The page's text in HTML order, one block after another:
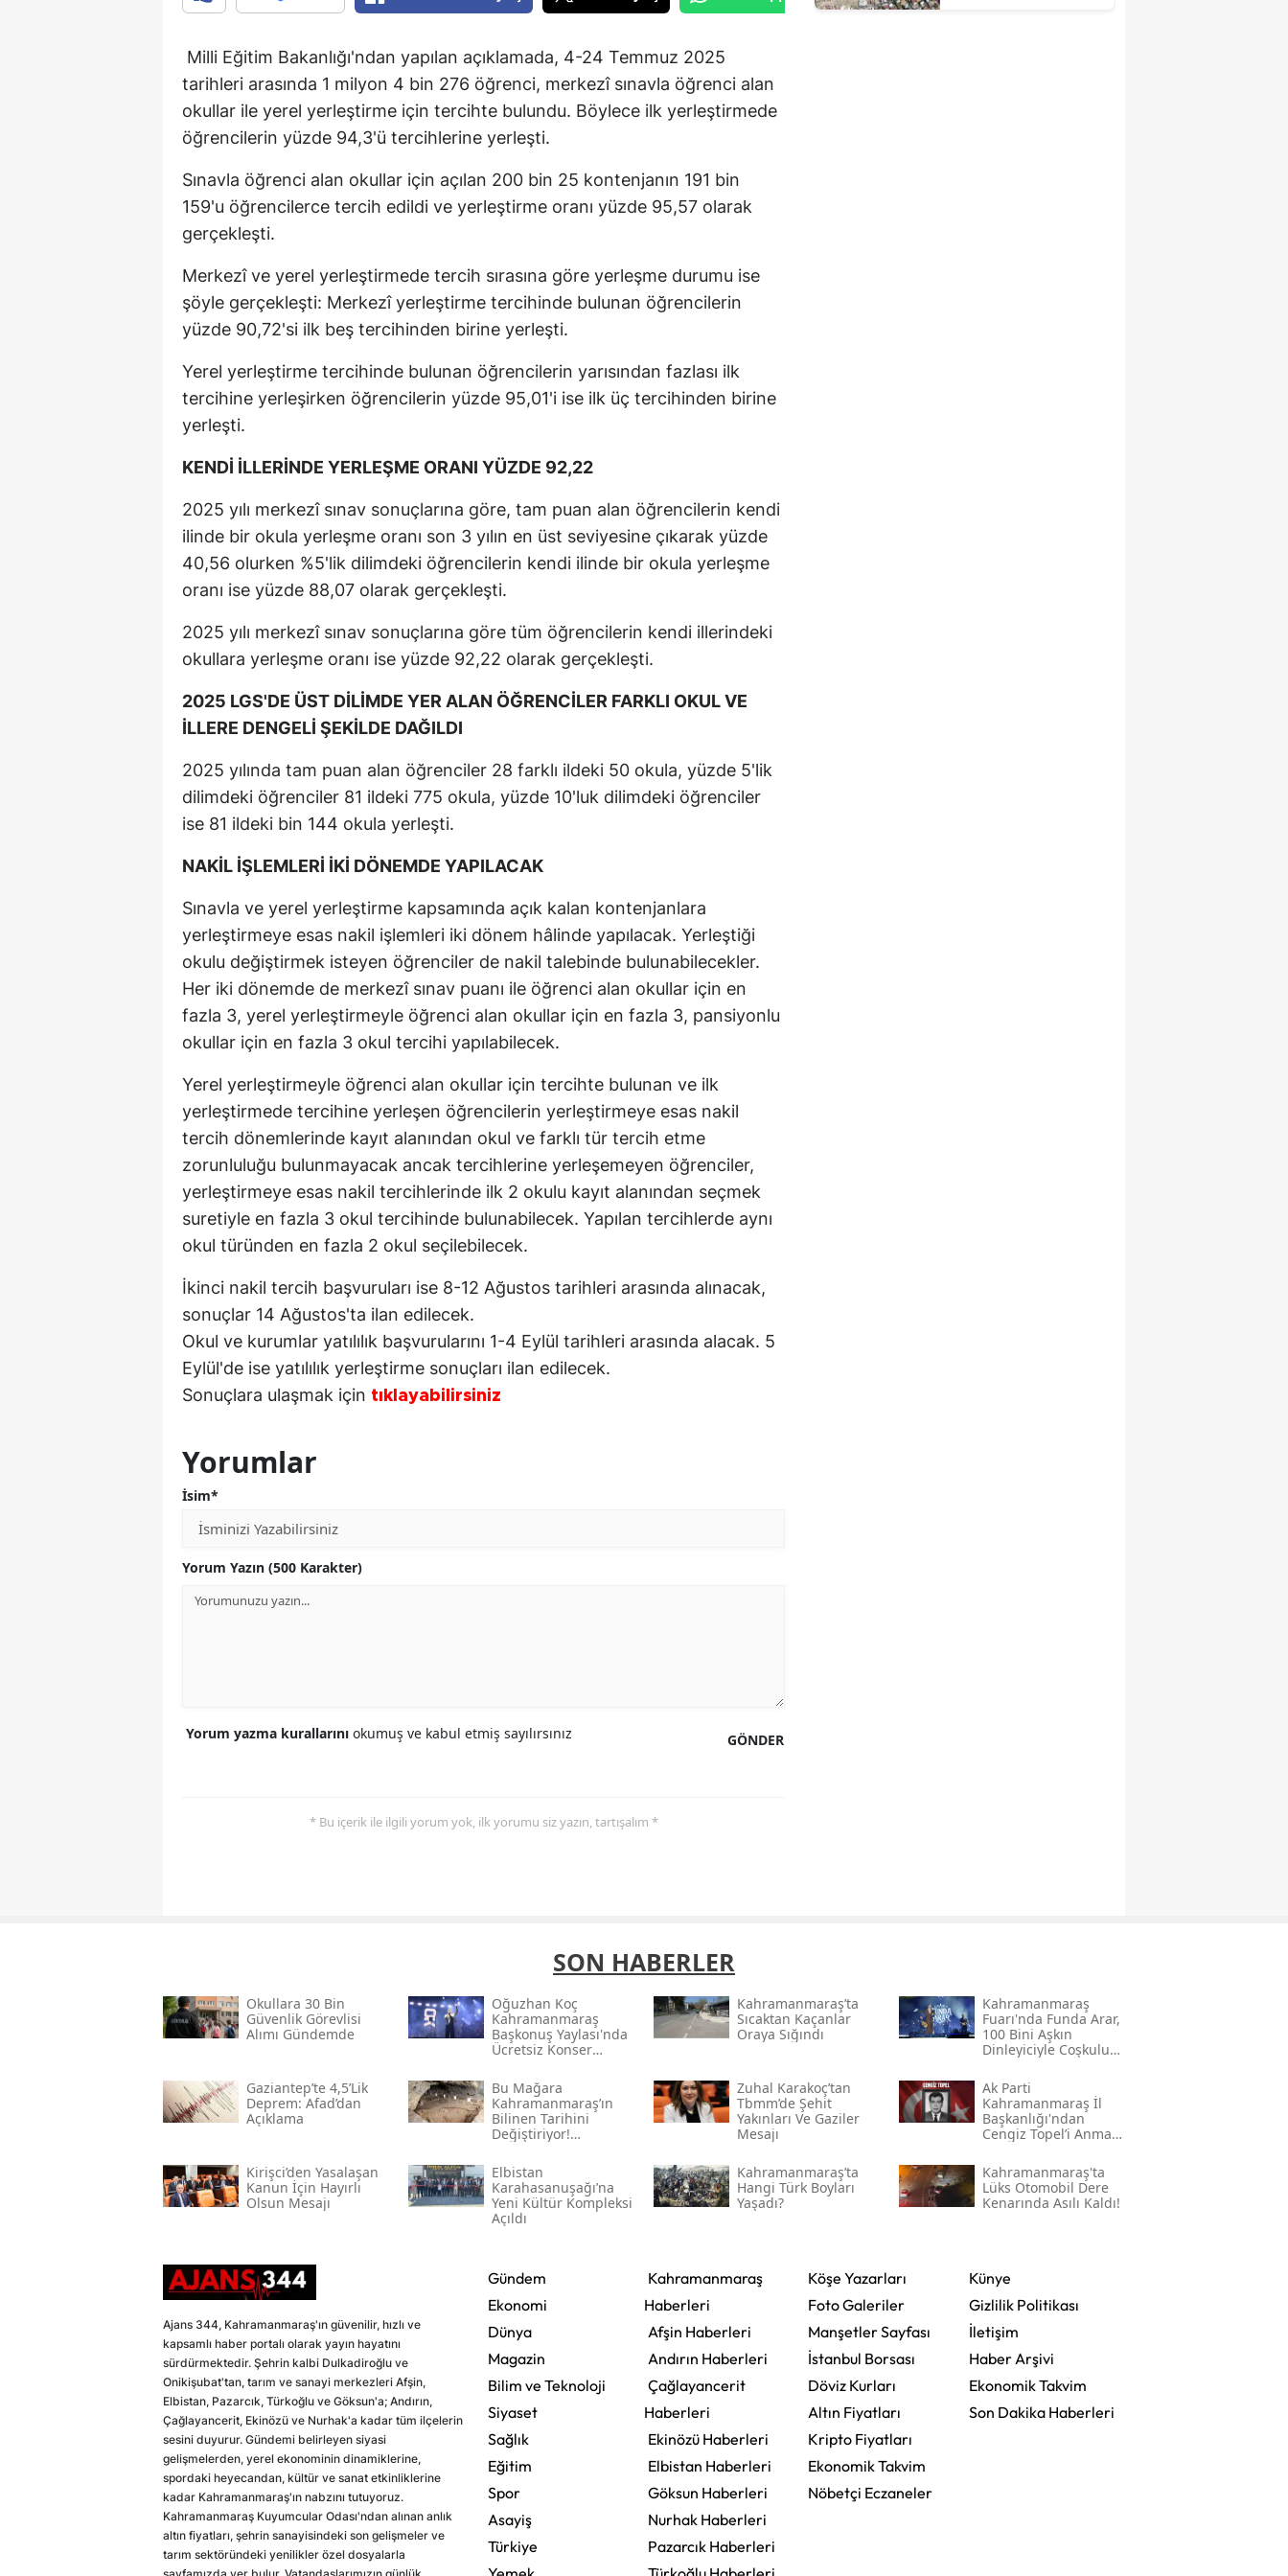
Milli Eğitim Bakanlığı'ndan yapılan açıklamada, 4-24 Temmuz 2025
tarihleri arasında 1 milyon 4 bin 276 öğrenci, merkezî sınavla öğrenci alan
okullar ile yerel yerleştirme için tercihte bulundu. Böylece ilk yerleştirmede
öğrencilerin yüzde 94,3'ü tercihlerine yerleşti.
Sınavla öğrenci alan okullar için açılan 200 bin 25 kontenjanın 191 bin
159'u öğrencilerce tercih edildi ve yerleştirme oranı yüzde 95,57 olarak
gerçekleşti.
Merkezî ve yerel yerleştirmede tercih sırasına göre yerleşme durumu ise
şöyle gerçekleşti: Merkezî yerleştirme tercihinde bulunan öğrencilerin
yüzde 90,72'si ilk beş tercihinden birine yerleşti.
Yerel yerleştirme tercihinde bulunan öğrencilerin yarısından fazlası ilk
tercihine yerleşirken öğrencilerin yüzde 95,01'i ise ilk üç tercihinden birine
yerleşti.
KENDİ İLLERİNDE YERLEŞME ORANI YÜZDE 92,22
2025 yılı merkezî sınav sonuçlarına göre, tam puan alan öğrencilerin kendi
ilinde bir okula yerleşme oranı son 3 yılın en üst seviyesine çıkarak yüzde
40,56 olurken %5'lik dilimdeki öğrencilerin kendi ilinde bir okula yerleşme
oranı ise yüzde 88,07 olarak gerçekleşti.
2025 yılı merkezî sınav sonuçlarına göre tüm öğrencilerin kendi illerindeki
okullara yerleşme oranı ise yüzde 92,22 olarak gerçekleşti.
2025 LGS'DE ÜST DİLİMDE YER ALAN ÖĞRENCİLER FARKLI OKUL VE
İLLERE DENGELİ ŞEKİLDE DAĞILDI
2025 yılında tam puan alan öğrenciler 28 farklı ildeki 50 okula, yüzde 5'lik
dilimdeki öğrenciler 81 ildeki 775 okula, yüzde 10'luk dilimdeki öğrenciler
ise 81 ildeki bin 144 okula yerleşti.
NAKİL İŞLEMLERİ İKİ DÖNEMDE YAPILACAK
Sınavla ve yerel yerleştirme kapsamında açık kalan kontenjanlara
yerleştirmeye esas nakil işlemleri iki dönem hâlinde yapılacak. Yerleştiği
okulu değiştirmek isteyen öğrenciler de nakil talebinde bulunabilecekler.
Her iki dönemde de merkezî sınav puanı ile öğrenci alan okullar için en
fazla 3, yerel yerleştirmeyle öğrenci alan okullar için en fazla 3, pansiyonlu
okullar için en fazla 3 okul tercihi yapılabilecek.
Yerel yerleştirmeyle öğrenci alan okullar için tercihte bulunan ve ilk
yerleştirmede tercihine yerleşen öğrencilerin yerleştirmeye esas nakil
tercih dönemlerinde kayıt alanından okul ve farklı tür tercih etme
zorunluluğu bulunmayacak ancak tercihlerine yerleşemeyen öğrenciler,
yerleştirmeye esas nakil tercihlerinde ilk 2 okulu kayıt alanından seçmek
suretiyle en fazla 3 okul tercihinde bulunabilecek. Yapılan tercihlerde aynı
okul türünden en fazla 2 okul seçilebilecek.
İkinci nakil tercih başvuruları ise 8-12 Ağustos tarihleri arasında alınacak,
sonuçlar 14 Ağustos'ta ilan edilecek.
Okul ve kurumlar yatılılık başvurularını 1-4 Eylül tarihleri arasında alacak. 5
Eylül'de ise yatılılık yerleştirme sonuçları ilan edilecek.
Sonuçlara ulaşmak için tıklayabilirsiniz
Yorumlar
İsim*
Yorum Yazın (500 Karakter)
GÖNDER
Yorum yazma kurallarını okumuş ve kabul etmiş sayılırsınız
* Bu içerik ile ilgili yorum yok, ilk yorumu siz yazın, tartışalım *
SON HABERLER
Okullara 30 Bin
Güvenlik Görevlisi
Alımı Gündemde
Oğuzhan Koç
Kahramanmaraş
Başkonuş Yaylası'nda
Ücretsiz Konser
Kahramanmaraş’ta
Sıcaktan Kaçanlar
Oraya Sığındı
Kahramanmaraş
Fuarı'nda Funda Arar,
100 Bini Aşkın
Dinleyiciyle Coşkulu
Gaziantep’te 4,5’lik
Deprem: Afad’dan
Açıklama
Bu Mağara
Kahramanmaraş’ın
Bilinen Tarihini
Değiştiriyor!
Eski Yerleşim İzleri
Zuhal Karakoç’tan
Tbmm’de Şehit
Yakınları Ve Gaziler
Mesajı
Ak Parti
Kahramanmaraş İl
Başkanlığı'ndan
Cengiz Topel’i Anma
Kirişci’den Yasalaşan
Kanun İçin Hayırlı
Olsun Mesajı
Elbistan
Karahasanuşağı’na
Yeni Kültür Kompleksi
Açıldı
Kahramanmaraş’ta
Hangi Türk Boyları
Yaşadı?
Kahramanmaraş'ta
Lüks Otomobil Dere
Kenarında Asılı Kaldı!
Ajans 344, Kahramanmaraş'ın güvenilir, hızlı ve
kapsamlı haber portalı olarak yayın hayatını
sürdürmektedir. Şehrin kalbi Dulkadiroğlu ve
Onikişubat'tan, tarım ve sanayi merkezleri Afşin,
Elbistan, Pazarcık, Türkoğlu ve Göksun'a; Andırın,
Çağlayancerit, Ekinözü ve Nurhak'a kadar tüm ilçelerin
sesini duyurur. Gündemi belirleyen siyasi
gelişmelerden, yerel ekonominin dinamiklerine,
spordaki heyecandan, kültür ve sanat etkinliklerine
kadar Kahramanmaraş'ın nabzını tutuyoruz.
Kahramanmaraş Kuyumcular Odası'ndan alınan anlık
altın fiyatları, şehrin sanayisindeki son gelişmeler ve
tarım sektöründeki yenilikler özel dosyalarla
Gündem
Ekonomi
Dünya
Magazin
Bilim ve Teknoloji
Siyaset
Sağlık
Eğitim
Spor
Asayiş
Türkiye
Kahramanmaraş
Haberleri
Afşin Haberleri
Andırın Haberleri
Çağlayancerit
Haberleri
Ekinözü Haberleri
Elbistan Haberleri
Göksun Haberleri
Nurhak Haberleri
Pazarcık Haberleri
Köşe Yazarları
Foto Galeriler
Manşetler Sayfası
İstanbul Borsası
Döviz Kurları
Altın Fiyatları
Kripto Fiyatları
Ekonomik Takvim
Nöbetçi Eczaneler
Künye
Gizlilik Politikası
İletişim
Haber Arşivi
Ekonomik Takvim
Son Dakika Haberleri